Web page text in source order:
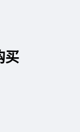
买